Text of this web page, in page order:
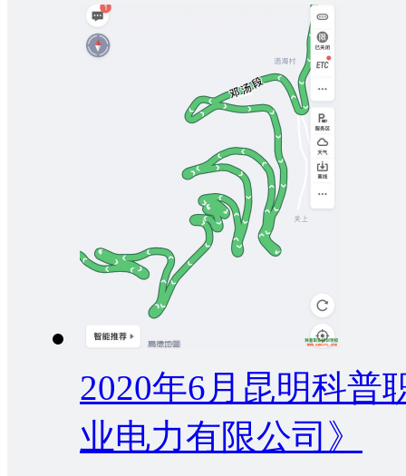
2020年6月昆明科普
业电力有限公司》